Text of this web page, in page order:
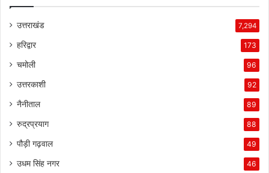
उत्तराखंड 7,294
हरिद्वार 173
चमोली 96
उत्तरकाशी 92
नैनीताल 89
रुद्रप्रयाग 88
पौड़ी गढ़वाल 49
उधम सिंह नगर 46